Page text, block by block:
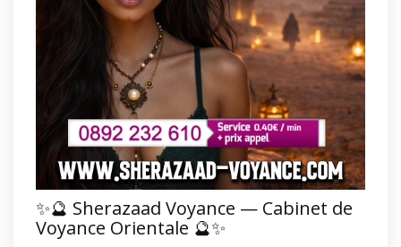
✨🔮 Sherazaad Voyance — Cabinet de
Voyance Orientale 🔮✨